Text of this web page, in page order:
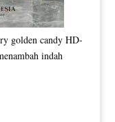
golden candy HD-
indah